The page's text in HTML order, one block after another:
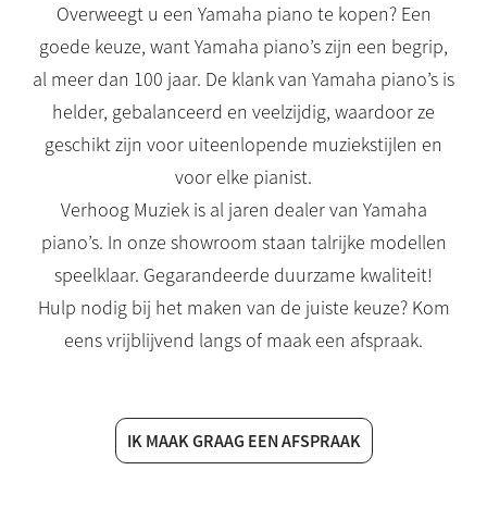
Overweegt u een Yamaha piano te kopen? Een
goede keuze, want Yamaha piano’s zijn een begrip,
al meer dan 100 jaar. De klank van Yamaha piano’s is
helder, gebalanceerd en veelzijdig, waardoor ze
geschikt zijn voor uiteenlopende muziekstijlen en
voor elke pianist.
Verhoog Muziek is al jaren dealer van Yamaha
piano’s. In onze showroom staan talrijke modellen
speelklaar. Gegarandeerde duurzame kwaliteit!
Hulp nodig bij het maken van de juiste keuze? Kom
eens vrijblijvend langs of maak een afspraak.
IK MAAK GRAAG EEN AFSPRAAK